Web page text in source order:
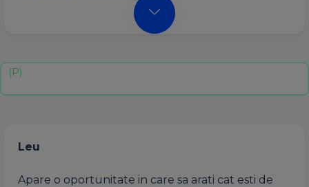
Leu
Apare o oportunitate in care sa arati cat esti de